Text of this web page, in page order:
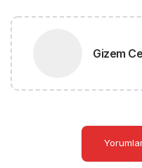
Gizem